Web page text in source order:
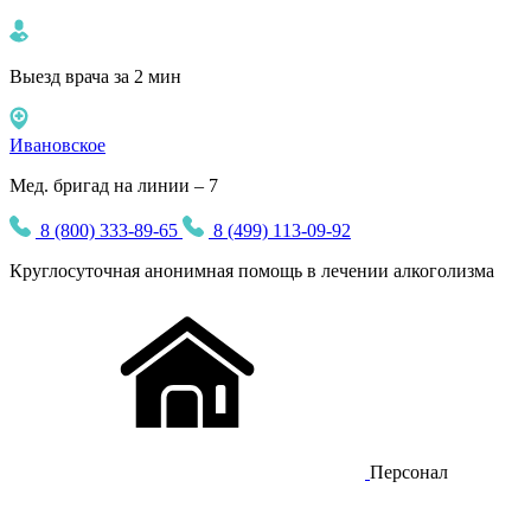
Выезд врача за 2 мин
Ивановское
Мед. бригад на линии – 7
8 (800) 333-89-65
8 (499) 113-09-92
Круглосуточная анонимная помощь в лечении алкоголизма
Персонал